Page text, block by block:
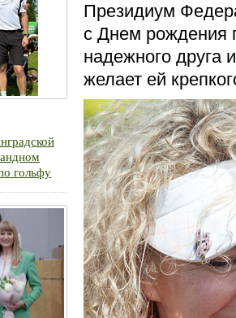
гольфу
Президиум
с Днем рождения
надежного друга
желает ей